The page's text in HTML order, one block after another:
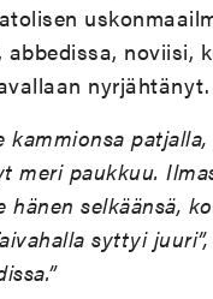
abbedissa, noviisi,
nyrjähtänyt.
kammionsa
meri paukkuu.
hänen selkäänsä,
syttyi